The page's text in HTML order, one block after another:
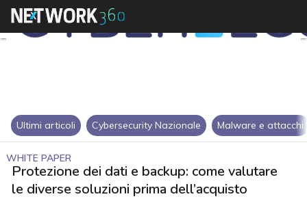
Ultimi articoli Cybersecurity Nazionale Malware e attacchi
WHITE PAPER
Protezione dei dati e backup: come valutare
le diverse soluzioni prima dell’acquisto